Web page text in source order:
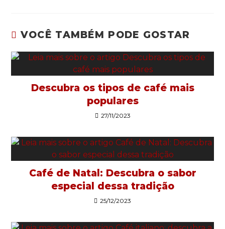
VOCÊ TAMBÉM PODE GOSTAR
Descubra os tipos de café mais
populares
27/11/2023
Café de Natal: Descubra o sabor
especial dessa tradição
25/12/2023